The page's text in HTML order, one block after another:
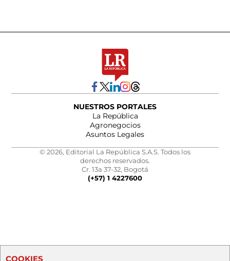
NUESTROS PORTALES
La República
Agronegocios
Asuntos Legales
© 2026, Editorial La República S.A.S. Todos los
derechos reservados.
Cr. 13a 37-32, Bogotá
(+57) 1 4227600
COOKIES